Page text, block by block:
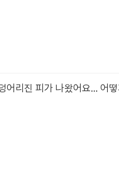
어리진 피가 나왔어요... 어